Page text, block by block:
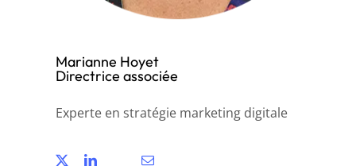
Marianne Hoyet
Directrice associée
Experte en stratégie marketing digitale